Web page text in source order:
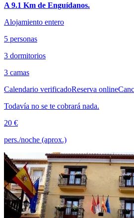
A 9.1 Km de Enguídanos.
Alojamiento entero
5 personas
3 dormitorios
3 camas
Calendario verificadoReserva online
Todavía no se te cobrará nada.
20 €
pers./noche (aprox.)